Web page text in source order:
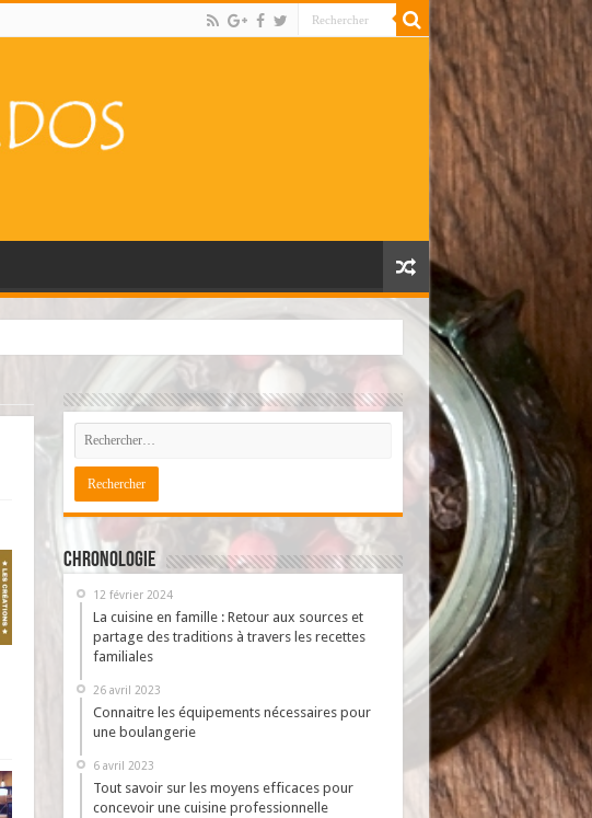
Chronologie
12 février 2024
La cuisine en famille : Retour aux sources et
partage des traditions à travers les recettes
familiales
26 avril 2023
Connaitre les équipements nécessaires pour
une boulangerie
6 avril 2023
Tout savoir sur les moyens efficaces pour
concevoir une cuisine professionnelle